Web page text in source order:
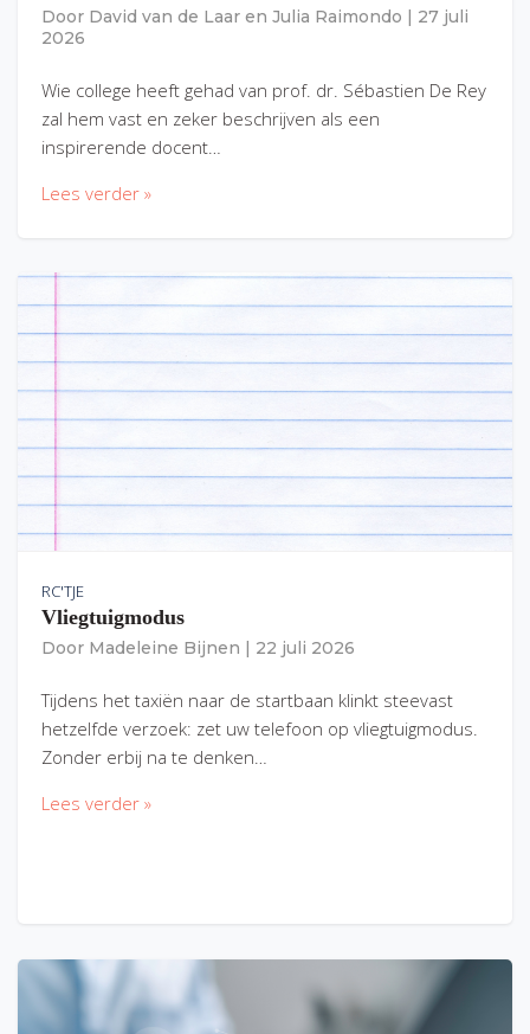
Door David van de Laar en Julia Raimondo
27 juli
2026
Wie college heeft gehad van prof. dr. Sébastien De Rey
zal hem vast en zeker beschrijven als een
inspirerende docent…
Lees verder »
RC'TJE
Vliegtuigmodus
Door Madeleine Bijnen 22 juli 2026
Tijdens het taxiën naar de startbaan klinkt steevast
hetzelfde verzoek: zet uw telefoon op vliegtuigmodus.
Zonder erbij na te denken…
Lees verder »